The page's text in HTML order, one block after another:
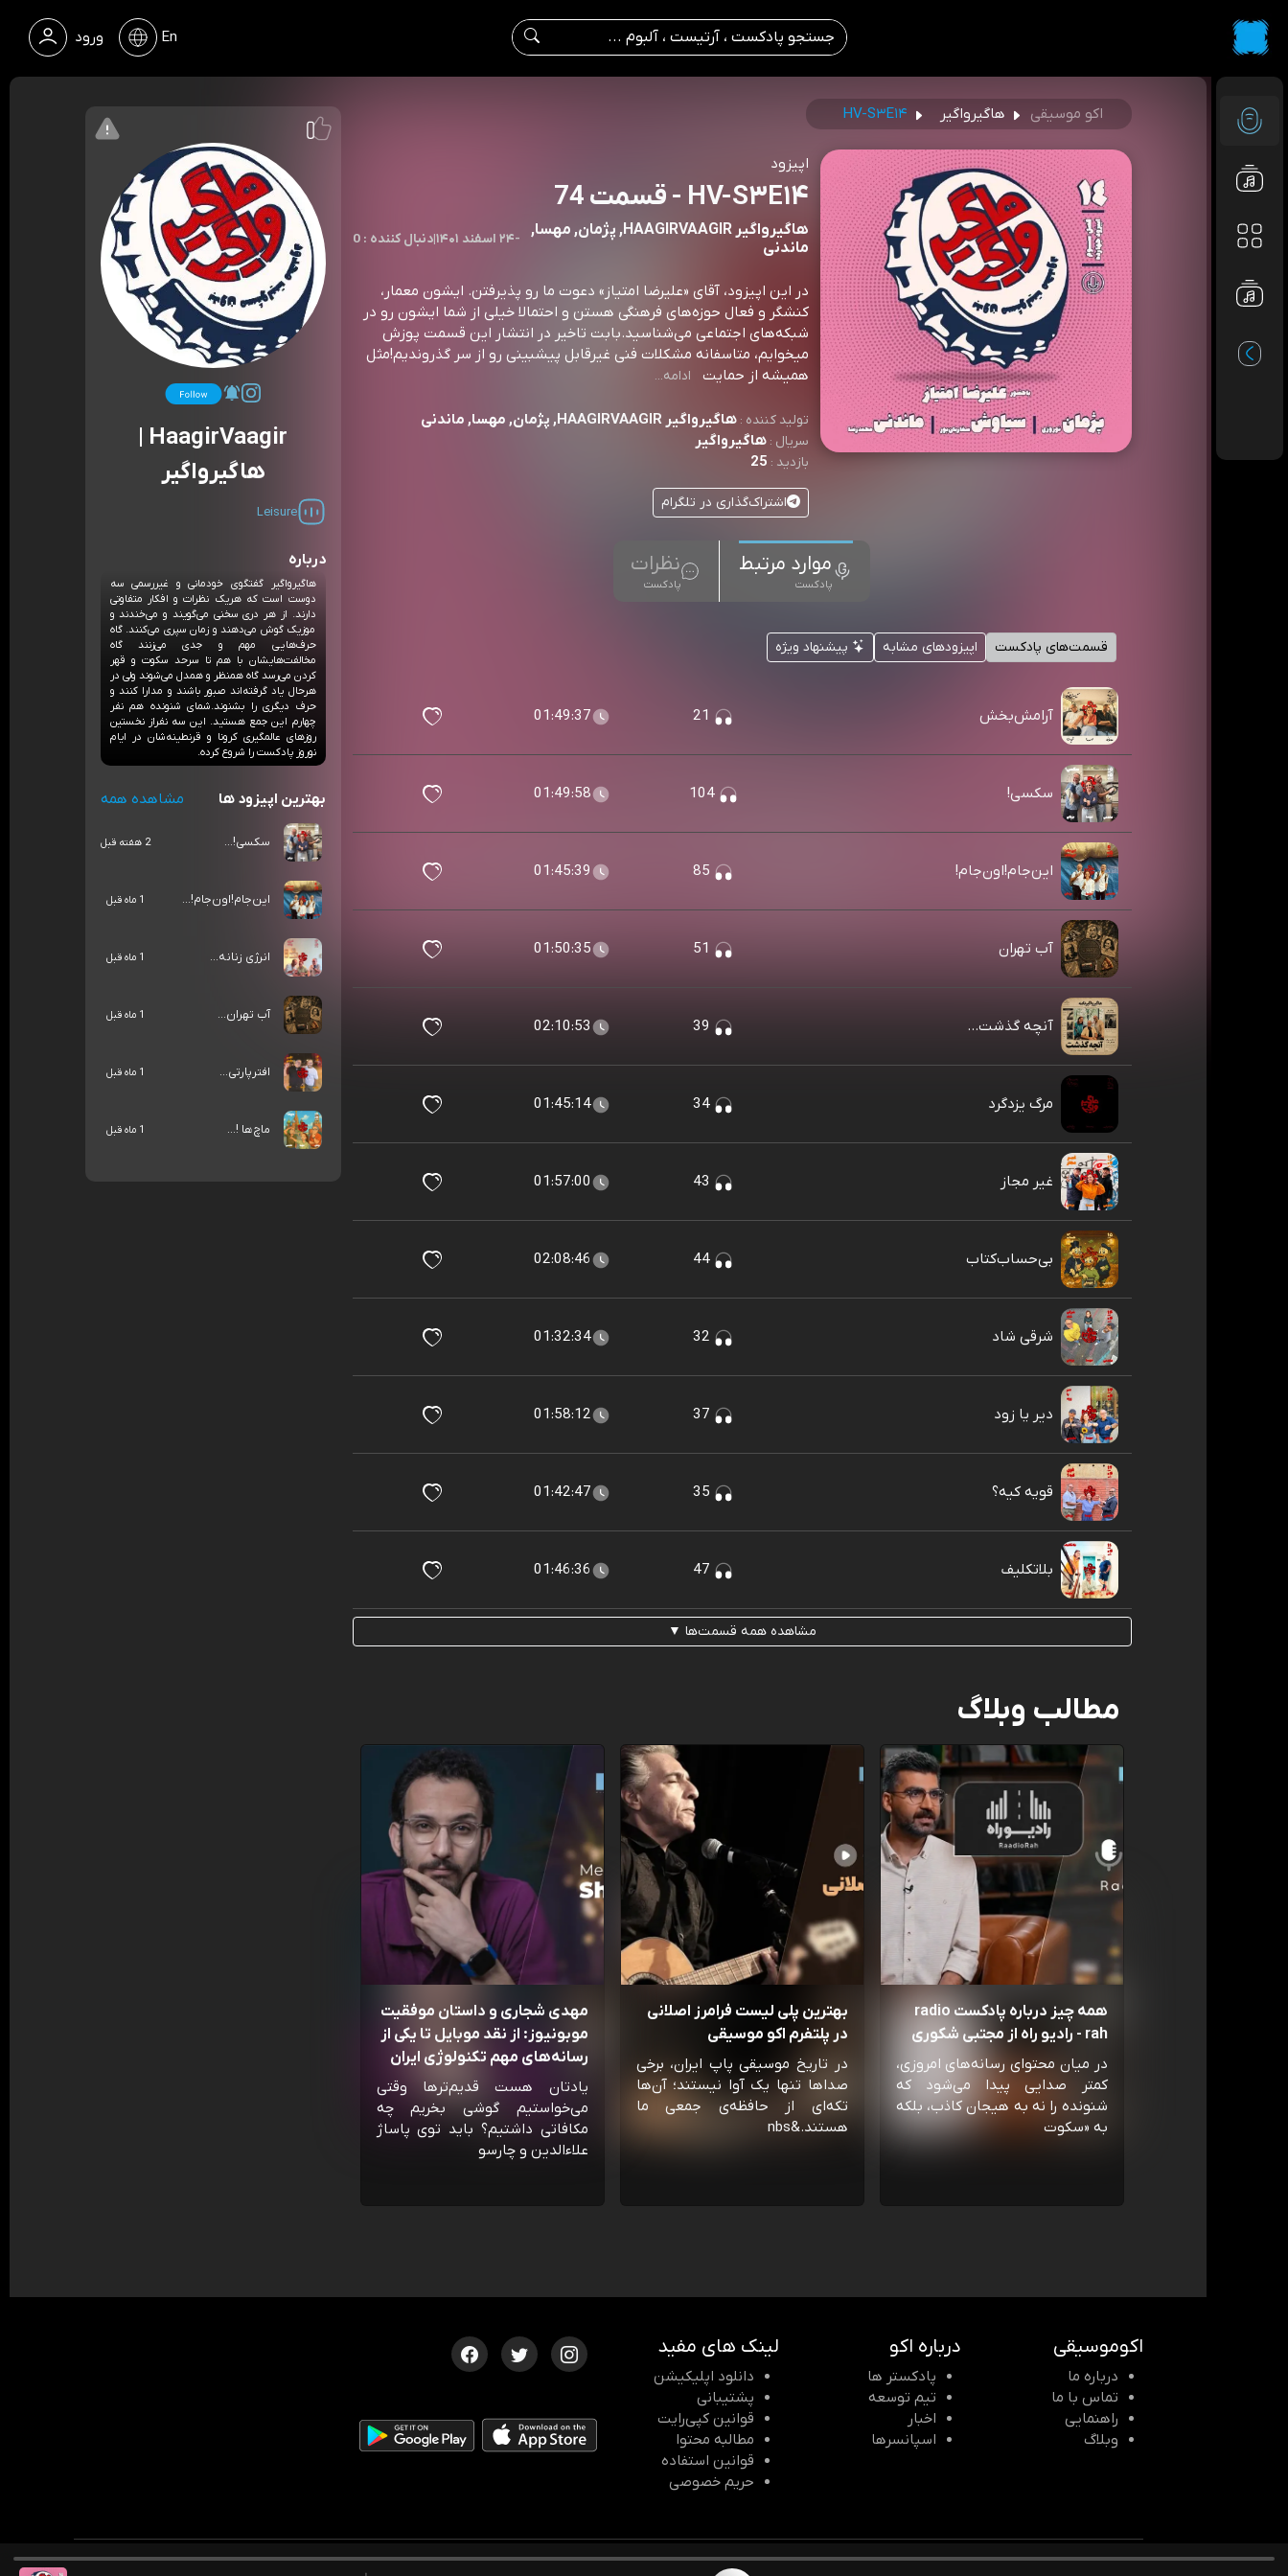
ورود En
اکو موسیقی هاگیرواگیر HV-S۳E۱۴
اپیزود
HV-S۳E۱۴ - قسمت 74
هاگیرواگیر HAAGIRVAAGIR, پژمان, مهسا,
ماندنی
-۲۴ اسفند ۱۴۰۱ |0 : دنبال کننده
در این اپیزود، آقای «علیرضا امتیاز» دعوت ما رو پذیرفتن. ایشون معمار،
کنشگر و فعال حوزه‌های فرهنگی هستن و احتمالا خیلی از شما ایشون رو در
شبکه‌های اجتماعی می‌شناسید.بابت تاخیر در انتشار این قسمت پوزش
میخوایم، متاسفانه مشکلات فنی غیرقابل پیشبینی رو از سر گذروندیم!مثل
همیشه از حمایت
ادامه...
تولید کننده :هاگیرواگیر HAAGIRVAAGIR, پژمان, مهسا, ماندنی
سریال :هاگیرواگیر
بازدید : 25
اشتراک‌گذاری در تلگرام
موارد مرتبط
پادکست
نظرات
پادکست
قسمت‌های پادکست اپیزودهای مشابه پیشنهاد ویژه
آرامش‌بخش 01:49:37
سکسی! 104
01:49:58
این‌جام!اون‌جام! 01:45:39
آب تهران 01:50:35
آنچه گذشت... 02:10:53
مرگ یزدگرد 01:45:14
غیر مجاز 01:57:00
بی‌حساب‌کتاب 02:08:46
شرقی شاد 01:32:34
دیر یا زود 01:58:12
قویه کیه؟ 01:42:47
بلاتکلیف 01:46:36
مشاهده همه قسمت‌ها ▼
مطالب وبلاگ
همه چیز درباره پادکست radio
rah - رادیو راه از مجتبی شکوری
در میان محتوای رسانه‌های امروزی،
کمتر صدایی پیدا می‌شود که
شنونده را نه به هیجان کاذب، بلکه
به «سکوت
بهترین پلی لیست فرامرز اصلانی
در پلتفرم اکو موسیقی
در تاریخ موسیقی پاپ ایران، برخی
صداها تنها یک آوا نیستند؛ آن‌ها
تکه‌ای از حافظه‌ی جمعی ما
هستند.&nbs
مهدی شجاری و داستان موفقیت
موبونیوز: از نقد موبایل تا یکی از
رسانه‌‌های مهم تکنولوژی ایران
یادتان هست قدیم‌ترها وقتی
می‌خواستیم گوشی بخریم چه
مکافاتی داشتیم؟ باید توی پاساژ
علاءالدین و چارسو
HaagirVaagir |
هاگیرواگیر
Leisure
درباره
هاگیرواگیر گفتگوی خودمانی و غیررسمی سه
دوست است که هریک نظرات و افکار متفاوتی
دارند. از هر دری سخنی می‌گویند و می‌خندند و
موزیک گوش می‌دهند و زمان سپری می‌کنند. گاه
حرف‌هایی مهم و جدی می‌زنند گاه
مخالفت‌هایشان با هم تا سرحد سکوت و قهر
کردن می‌رسد گاه همنظر و همدل می‌شوند ولی در
هرحال یاد گرفته‌اند صبور باشند و مدارا کنند و
حرف دیگری را بشنوند.شمای شنونده هم نفر
چهارم این جمع هستید. این سه نفراز نخستین
روزهای عالمگیری کرونا و قرنطینه‌شان در ایام
نوروز پادکست را شروع کرده.
بهترین اپیزود ها مشاهده همه
سکسی!... 2 هفته قبل
این‌جام!اون‌جام!... 1 ماه قبل
انرژی زنانه... 1 ماه قبل
آب تهران... 1 ماه قبل
افترپارتی... 1 ماه قبل
ماچ‌ها !... 1 ماه قبل
اکوموسیقی
درباره ما
تماس با ما
راهنمایی
وبلاگ
درباره اکو
پادکستر ها
تیم توسعه
اخبار
اسپانسرها
لینک های مفید
دانلود اپلیکیشن
پشتیبانی
قوانین کپی‌رایت
مطالبه محتوا
قوانین استفاده
حریم خصوصی
© 2026 Echomusic & Podcast